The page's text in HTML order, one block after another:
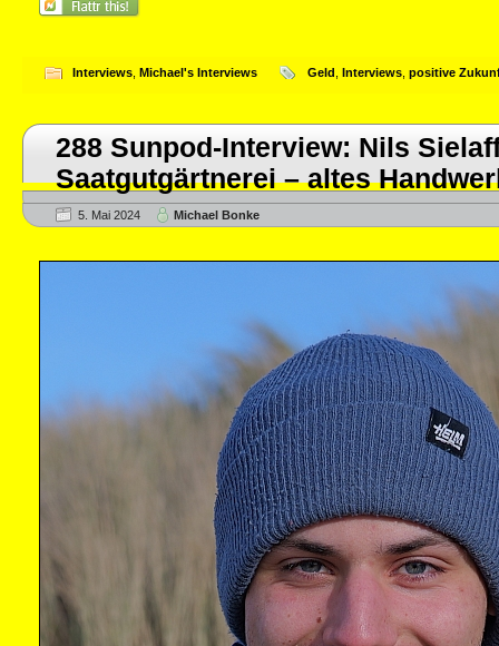
Interviews Michael's Interviews Geld Interviews positive
288 Sunpod-Interview: Nils
Saatgutgärtnerei – altes
5. Mai 2024 Michael Bonke